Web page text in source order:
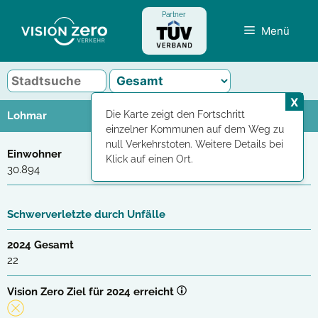
springen
Menü
Partner
Lohmar
Einwohner
30.894
Schwerverletzte durch Unfälle
2024 Gesamt
22
Vision Zero Ziel für 2024 erreicht
Die Karte zeigt den Fortschritt
einzelner Kommunen auf dem Weg zu
null Verkehrstoten. Weitere Details bei
Klick auf einen Ort.
X